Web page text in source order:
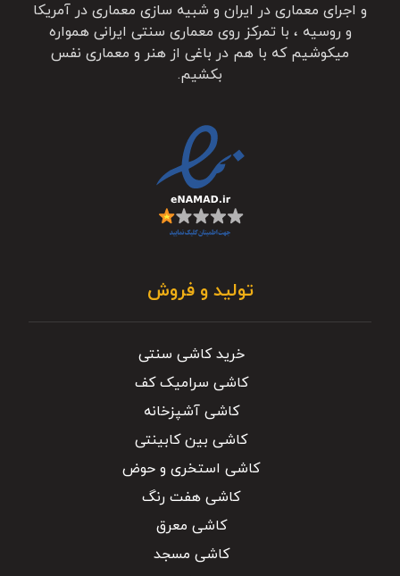
و اجرای معماری در ایران و شبیه سازی معماری در آمریکا
و روسیه ، با تمرکز روی معماری سنتی ایرانی همواره
میکوشیم که با هم در باغی از هنر و معماری نفس
بکشیم.
تولید و فروش
خرید کاشی سنتی
کاشی سرامیک کف
کاشی آشپزخانه
کاشی بین کابینتی
کاشی استخری و حوض
کاشی هفت رنگ
کاشی معرق
کاشی مسجد